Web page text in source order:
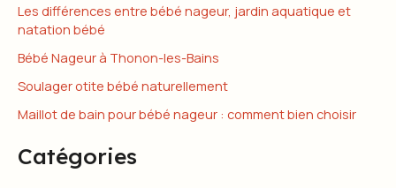
Les différences entre bébé nageur, jardin aquatique et
natation bébé
Bébé Nageur à Thonon-les-Bains
Soulager otite bébé naturellement
Maillot de bain pour bébé nageur : comment bien choisir
Catégories